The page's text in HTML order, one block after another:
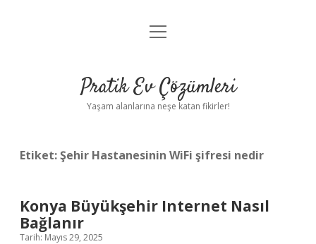
Anasayfa
Yasal Uyarı
menüyü
Pratik Ev Çözümleri
Yaşam alanlarına neşe katan fikirler!
Etiket:Şehir Hastanesinin WiFi şifresi nedir
Konya Büyükşehir Internet Nasıl
Bağlanır
Tarih: Mayıs 29, 2025